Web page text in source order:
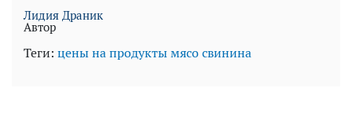
Лидия Драник
Автор
Теги: цены на продуктымясосвинина